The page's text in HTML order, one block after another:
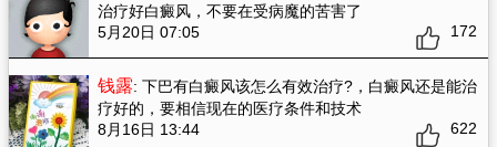
治疗好白癜风，不要在受病魔的苦害了
5月20日 07:05
172
钱露: 下巴有白癜风该怎么有效治疗?，白癜风还是能治
疗好的，要相信现在的医疗条件和技术
8月16日 13:44
622